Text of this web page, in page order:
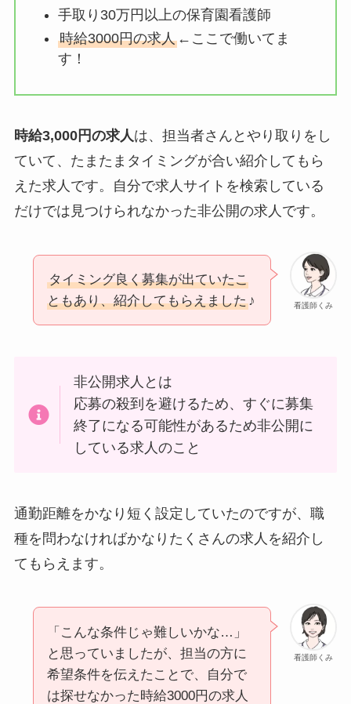
手取り30万円以上の保育園看護師
時給3000円の求人←ここで働いてま
す！
時給3,000円の求人は、担当者さんとやり取りをし
ていて、たまたまタイミングが合い紹介してもら
えた求人です。自分で求人サイトを検索している
だけでは見つけられなかった非公開の求人です。
看護師くみ
タイミング良く募集が出ていたこ
ともあり、紹介してもらえました♪
非公開求人とは
応募の殺到を避けるため、すぐに募集
終了になる可能性があるため非公開に
している求人のこと
通勤距離をかなり短く設定していたのですが、職
種を問わなければかなりたくさんの求人を紹介し
てもらえます。
看護師くみ
「こんな条件じゃ難しいかな…」
と思っていましたが、担当の方に
希望条件を伝えたことで、自分で
は探せなかった時給3000円の求人